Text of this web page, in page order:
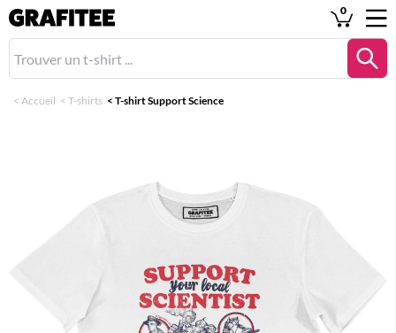
0
< Accueil < T-shirts < T-shirt Support Science